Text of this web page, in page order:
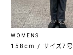
WOMENS
158cm / サイズ7号